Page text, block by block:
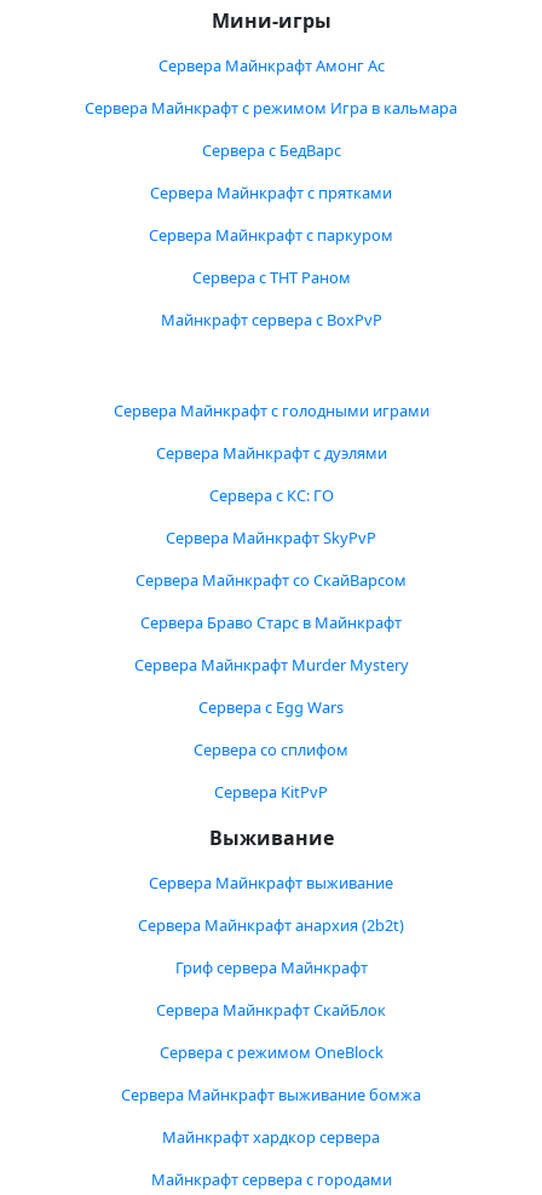
Мини-игры
Сервера Майнкрафт Амонг Ас
Сервера Майнкрафт с режимом Игра в кальмара
Сервера с БедВарс
Сервера Майнкрафт с прятками
Сервера Майнкрафт с паркуром
Сервера с ТНТ Раном
Майнкрафт сервера с BoxPvP
Сервера Майнкрафт с голодными играми
Сервера Майнкрафт с дуэлями
Сервера с КС: ГО
Сервера Майнкрафт SkyPvP
Сервера Майнкрафт со СкайВарсом
Сервера Браво Старс в Майнкрафт
Сервера Майнкрафт Murder Mystery
Сервера с Egg Wars
Сервера со сплифом
Сервера KitPvP
Выживание
Сервера Майнкрафт выживание
Сервера Майнкрафт анархия (2b2t)
Гриф сервера Майнкрафт
Сервера Майнкрафт СкайБлок
Сервера с режимом OneBlock
Сервера Майнкрафт выживание бомжа
Майнкрафт хардкор сервера
Майнкрафт сервера с городами